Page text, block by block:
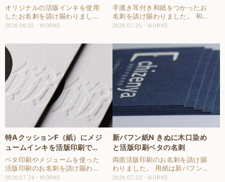
版名刺
オリジナルの活版インキを使用
したお名刺を請け賜わりまし
た。 用紙は新バフン紙Nのきぬ
げました。 刷色は、
CAPPANSTUDIOオリジナルの
高濃度赤口金インキを使..
2026.08.02 WORKS
手漉き耳付き和紙をつかったお
名刺を請け賜わりました。 和紙
は、人間国宝九代岩野市兵衛氏
で再現しています。 仕様 商
品：名刺 サイズ：55ⅹ91㎜ 用
紙：越前和紙 ..
2026.07.25 WORKS
特AクッションF（紙）にメジ
ュームインキを活版印刷で使
用した名刺
ベタ印刷やメジュームを使った
活版印刷のお名刺を請け賜わり
ました。 用紙は特Aクッション
2026.07.24 WORKS
新バフン紙N きぬに木口染め
と活版印刷ベタの名刺
両面活版印刷のお名刺を請け賜
わりました。 用紙は新バフン紙
Nのきぬを使用しました。 活版
2026.07.23 WORKS